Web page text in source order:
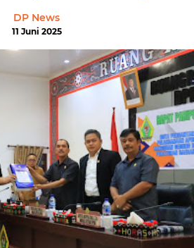
DP News
11 Juni 2025